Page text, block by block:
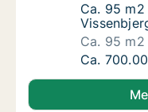
Ca. 95
Ca. 95
Ca. 95 m2
Ca. 95
Ca.